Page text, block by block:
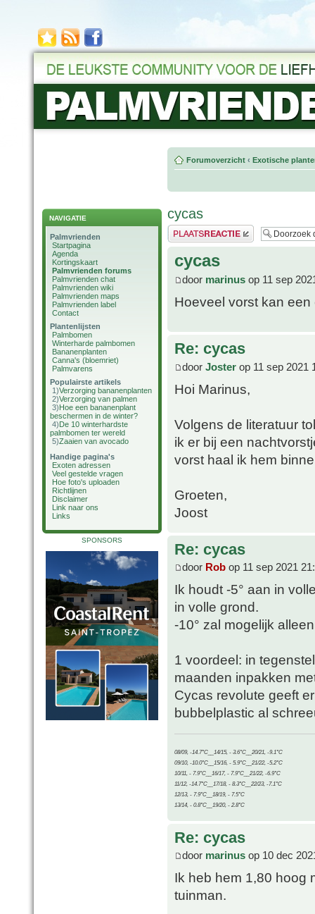
NAVIGATIE
Palmvrienden
Startpagina
Agenda
Kortingskaart
Palmvrienden forums
Palmvrienden chat
Palmvrienden wiki
Palmvrienden maps
Palmvrienden label
Contact
Plantenlijsten
Palmbomen
Winterharde palmbomen
Bananenplanten
Canna's (bloemriet)
Palmvarens
Populairste artikels
1)Verzorging bananenplanten
2)Verzorging van palmen
3)Hoe een bananenplant
beschermen in de winter?
4)De 10 winterhardste
palmbomen ter wereld
5)Zaaien van avocado
Handige pagina's
Exoten adressen
Veel gestelde vragen
Hoe foto's uploaden
Richtlijnen
Disclaimer
Link naar ons
Links
SPONSORS
Forumoverzicht ‹ Exotische
cycas
Plaats een reactie
cycas
door marinus op 11 sep
Hoeveel vorst kan
Re: cycas
door Joster op 11 sep 2021
Hoi Marinus,
Volgens de literatuur
ik er bij een
vorst haal ik hem
Groeten,
Joost
Re: cycas
door Rob op 11 sep 2021
Ik houdt -5° aan in
in volle grond.
-10° zal mogelijk
1 voordeel: in
maanden inpakken
Cycas revolute geeft
bubbelplastic al
08/09, -14.7°C__14/15, - 3.6°C__20/21, -9.1°C
09/10, -10.0°C__15/16, - 5.9°C__21/22, -5.2°C
10/11, - 7.9°C__16/17, - 7.9°C__21/22, -6.9°C
11/12, -14.7°C__17/18, - 8.3°C__22/23, -7.1°C
12/13, - 7.9°C__18/19, - 7.5°C
13/14, - 0.8°C__19/20, - 2.8°C
Re: cycas
door marinus op 10 dec
Ik heb hem 1,80 hoog
tuinman.